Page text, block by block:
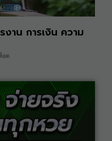
าน การเงิน ความ
อต